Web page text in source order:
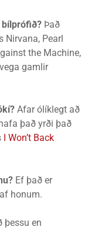
bílprófið? Það
Pearl
the Machine,
gamlir
Afar ólíklegt að
það yrði það
I Won’t Back
Ef það er
honum.
þessu en